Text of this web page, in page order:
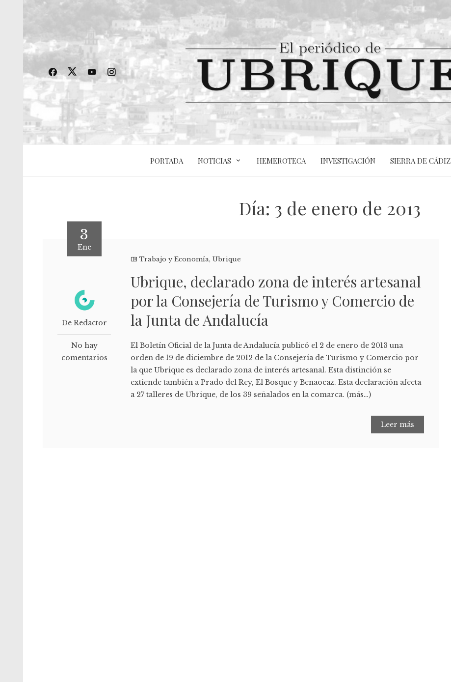
PORTADA NOTICIAS HEMEROTECA INVESTIGACIÓN SIERRA DE CÁDIZ
Día: 3 de enero de 2013
3
Ene
De Redactor
No hay
comentarios
Trabajo y Economía,Ubrique
Ubrique, declarado zona de interés artesanal
por la Consejería de Turismo y Comercio de
la Junta de Andalucía
El Boletín Oficial de la Junta de Andalucía publicó el 2 de enero de 2013 una
orden de 19 de diciembre de 2012 de la Consejería de Turismo y Comercio por
la que Ubrique es declarado zona de interés artesanal. Esta distinción se
extiende también a Prado del Rey, El Bosque y Benaocaz. Esta declaración afecta
a 27 talleres de Ubrique, de los 39 señalados en la comarca. (más…)
Leer más